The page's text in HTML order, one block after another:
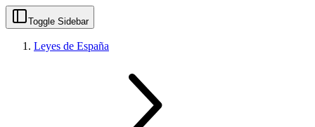
Toggle Sidebar
Leyes de España